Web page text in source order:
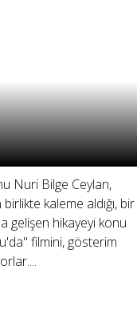
Nuri Bilge Ceylan,
kaleme aldığı, bir
gelişen hikayeyi konu
filmini, gösterim